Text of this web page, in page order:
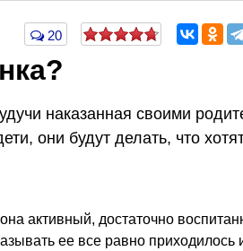
20
наказанная своими
они будут делать, что
активный, достаточно
ее все равно приходилось